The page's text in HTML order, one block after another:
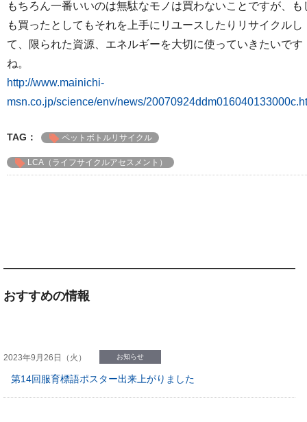
もちろん一番いいのは無駄なモノは買わないことですが、も
も買ったとしてもそれを上手にリユースしたりリサイクルし
て、限られた資源、エネルギーを大切に使っていきたいです
ね。
http://www.mainichi-
msn.co.jp/science/env/news/
TAG： ペットボトルリサイクル
LCA（ライフサイクルアセスメント）
おすすめの情報
2023年9月26日（火） お知らせ
第14回服育標語ポスター出来上がりました